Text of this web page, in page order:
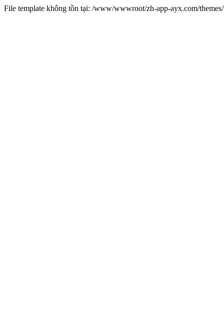
File template không tồn tại: /www/wwwroot/zh-app-ayx.com/